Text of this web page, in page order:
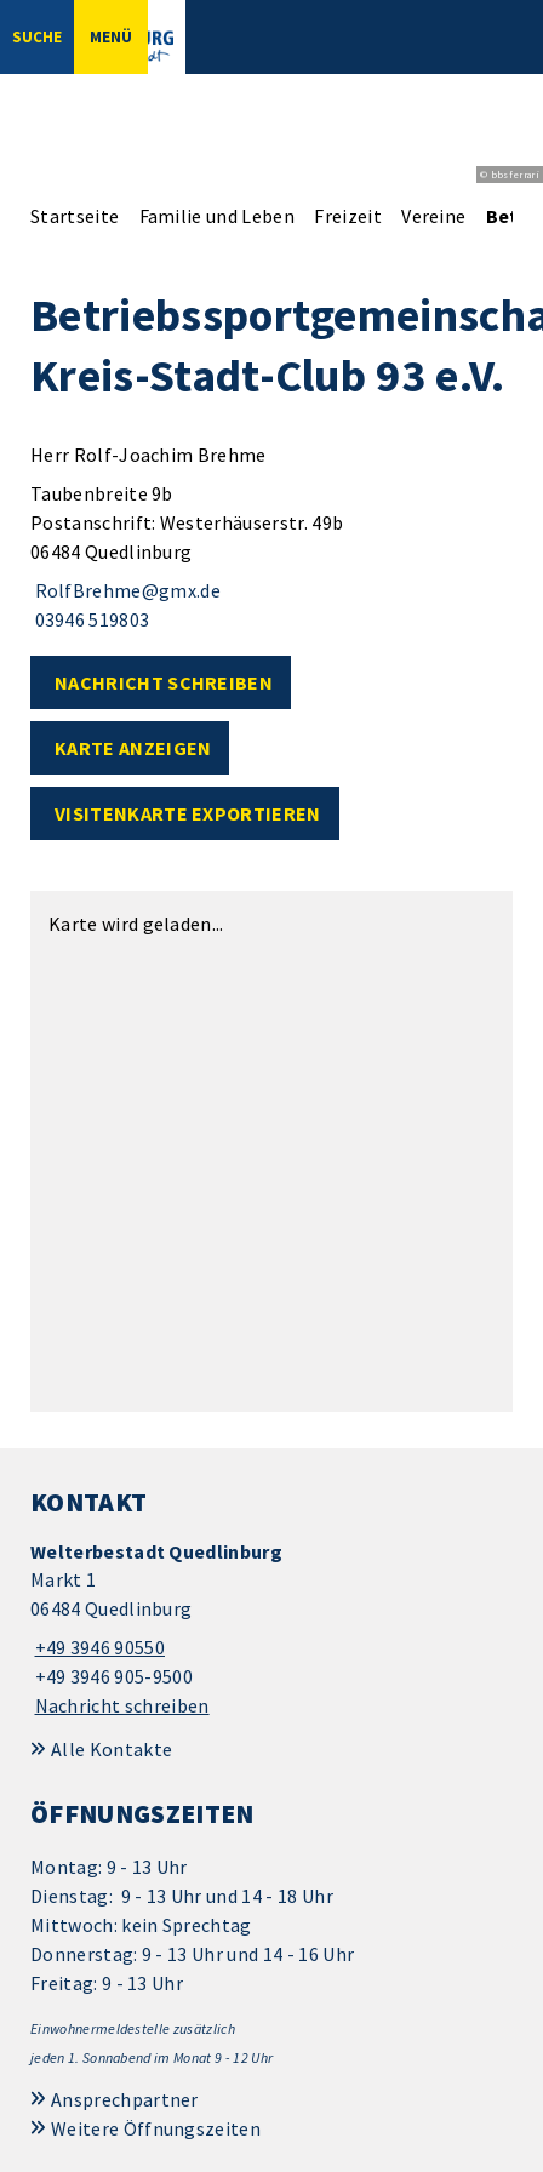
SUCHE MENÜ
© bbsferrari
Startseite Familie und Leben Freizeit Vereine
Kreis-Stadt-Club 93 e.V.
Herr Rolf-Joachim Brehme
Taubenbreite 9b
Postanschrift: Westerhäuserstr. 49b
06484 Quedlinburg
RolfBrehme@gmx.de
03946 519803
NACHRICHT SCHREIBEN
KARTE ANZEIGEN
VISITENKARTE EXPORTIEREN
Karte wird geladen...
KONTAKT
Welterbestadt Quedlinburg
Markt 1
06484 Quedlinburg
+49 3946 90550
+49 3946 905-9500
Nachricht schreiben
Alle Kontakte
ÖFFNUNGSZEITEN
Montag: 9 - 13 Uhr
Dienstag: 9 - 13 Uhr und 14 - 18 Uhr
Mittwoch: kein Sprechtag
Donnerstag: 9 - 13 Uhr und 14 - 16 Uhr
Freitag: 9 - 13 Uhr
Einwohnermeldestelle zusätzlich
jeden 1. Sonnabend im Monat 9 - 12 Uhr
Ansprechpartner
Weitere Öffnungszeiten